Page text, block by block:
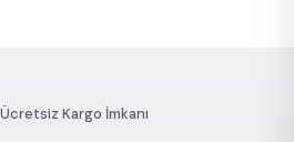
Kargo İmkanı